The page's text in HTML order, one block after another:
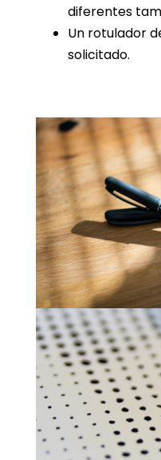
diferentes
Un rotulador
solicitado.